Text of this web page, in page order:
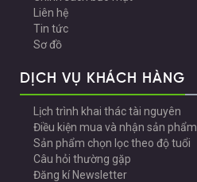
Liên hệ
Tin tức
Sơ đồ
DỊCH VỤ KHÁCH HÀNG
Lịch trình khai thác tài nguyên
Điều kiện mua và nhận sản phẩm
Sản phẩm chọn lọc theo độ tuổi
Câu hỏi thường gặp
Đăng kí Newsletter